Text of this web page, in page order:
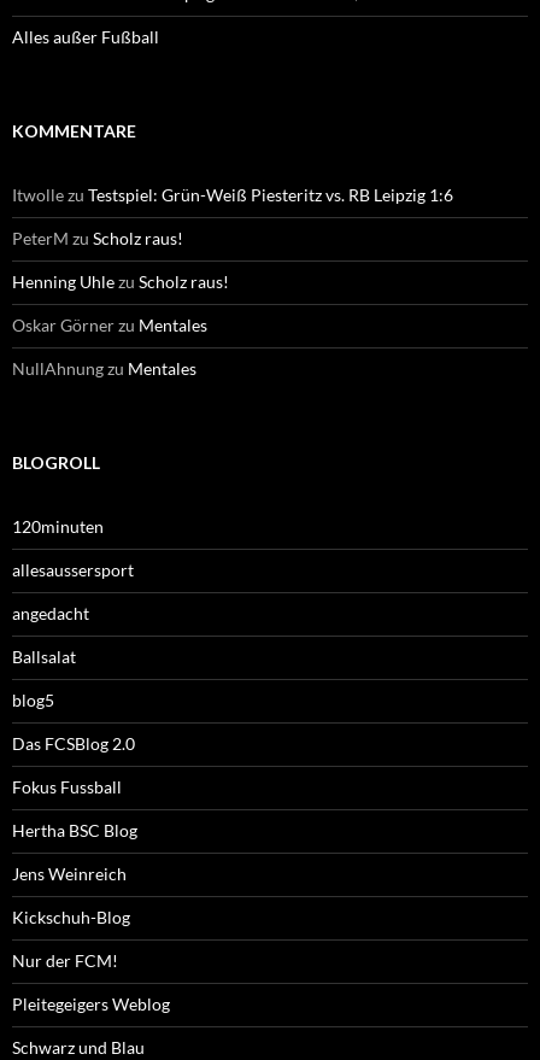
Alles außer Fußball
KOMMENTARE
Itwollezu Testspiel: Grün-Weiß Piesteritz vs. RB Leipzig 1:6
PeterM zu Scholz raus!
Henning Uhlezu Scholz raus!
Oskar Görnerzu Mentales
NullAhnungzu Mentales
BLOGROLL
120minuten
allesaussersport
angedacht
Ballsalat
blog5
Das FCSBlog 2.0
Fokus Fussball
Hertha BSC Blog
Jens Weinreich
Kickschuh-Blog
Nur der FCM!
Pleitegeigers Weblog
Schwarz und Blau